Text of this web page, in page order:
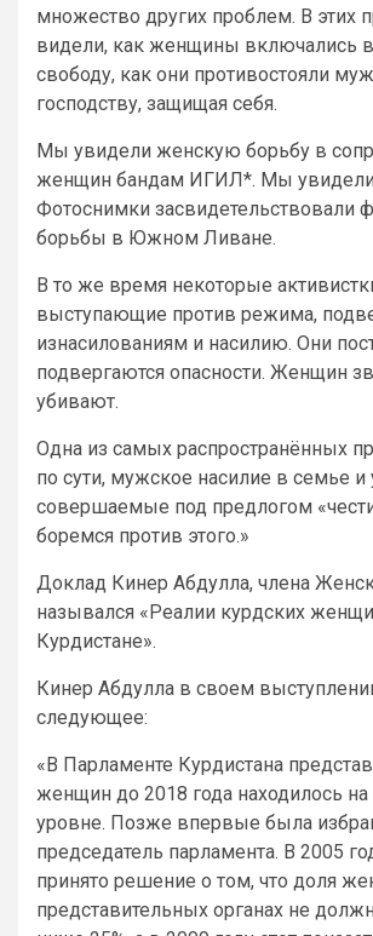
множество других проблем. В этих
видели, как женщины включались в
свободу, как они противостояли
господству, защищая себя.
Мы увидели женскую борьбу в
женщин бандам ИГИЛ*. Мы увидели
Фотоснимки засвидетельствовали
борьбы в Южном Ливане.
В то же время некоторые
выступающие против режима,
изнасилованиям и насилию. Они
подвергаются опасности. Женщин
убивают.
Одна из самых распространённых
по сути, мужское насилие в семье и
совершаемые под предлогом
боремся против этого.»
Доклад Кинер Абдулла, члена
назывался «Реалии курдских
Курдистане».
Кинер Абдулла в своем
следующее:
«В Парламенте Курдистана
женщин до 2018 года находилось
уровне. Позже впервые была
председатель парламента. В 2005
принято решение о том, что доля
представительных органах не